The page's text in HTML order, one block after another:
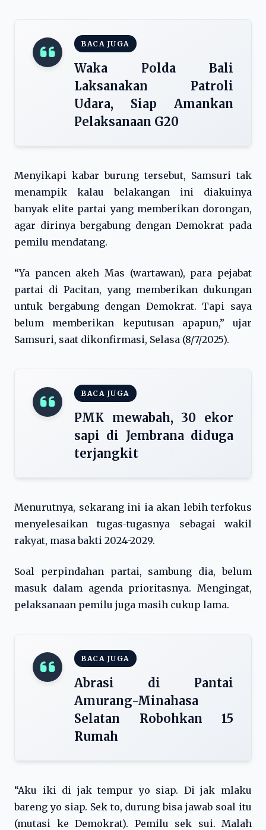
BACA JUGA
Waka Polda Bali
Laksanakan Patroli
Udara, Siap Amankan
Pelaksanaan G20
Menyikapi kabar burung tersebut, Samsuri tak
menampik kalau belakangan ini diakuinya
banyak elite partai yang memberikan dorongan,
agar dirinya bergabung dengan Demokrat pada
pemilu mendatang.
“Ya pancen akeh Mas (wartawan), para pejabat
partai di Pacitan, yang memberikan dukungan
untuk bergabung dengan Demokrat. Tapi saya
belum memberikan keputusan apapun,” ujar
Samsuri, saat dikonfirmasi, Selasa (8/7/2025).
BACA JUGA
PMK mewabah, 30 ekor
sapi di Jembrana diduga
terjangkit
Menurutnya, sekarang ini ia akan lebih terfokus
menyelesaikan tugas-tugasnya sebagai wakil
rakyat, masa bakti 2024-2029.
Soal perpindahan partai, sambung dia, belum
masuk dalam agenda prioritasnya. Mengingat,
pelaksanaan pemilu juga masih cukup lama.
BACA JUGA
Abrasi di Pantai
Amurang-Minahasa
Selatan Robohkan 15
Rumah
“Aku iki di jak tempur yo siap. Di jak mlaku
bareng yo siap. Sek to, durung bisa jawab soal itu
(mutasi ke Demokrat). Pemilu sek sui. Malah